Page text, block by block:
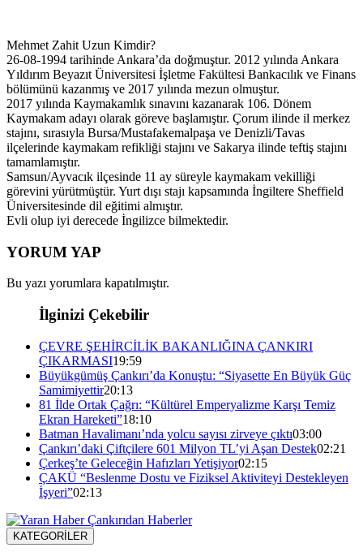
Mehmet Zahit Uzun Kimdir?
26-08-1994 tarihinde Ankara’da doğmuştur. 2012 yılında Ankara
Yıldırım Beyazıt Üniversitesi İşletme Fakültesi Bankacılık ve Finans
bölümünü kazanmış ve 2017 yılında mezun olmuştur.
2017 yılında Kaymakamlık sınavını kazanarak 106. Dönem
Kaymakam adayı olarak göreve başlamıştır. Çorum ilinde il merkez
stajını, sırasıyla Bursa/Mustafakemalpaşa ve Denizli/Tavas
ilçelerinde kaymakam refikliği stajını ve Sakarya ilinde teftiş stajını
tamamlamıştır.
Samsun/Ayvacık ilçesinde 11 ay süreyle kaymakam vekilliği
görevini yürütmüştür. Yurt dışı stajı kapsamında İngiltere Sheffield
Üniversitesinde dil eğitimi almıştır.
Evli olup iyi derecede İngilizce bilmektedir.
YORUM YAP
Bu yazı yorumlara kapatılmıştır.
İlginizi Çekebilir
ÇEVRE ŞEHİRCİLİK BAKANLIĞINA ÇANKIRI
ÇIKARMASI19:59
Büyükgümüş Çankırı’da Konuştu: “Siyasette En Büyük Güç
Samimiyettir20:13
81 İlde Ortak Çağrı: “Kültürel Emperyalizme Karşı Temiz
Ekran Hareketi”18:10
Batman Havalimanı’nda yolcu sayısı zirveye çıktı03:00
Çankırı’daki Çiftçilere 601 Milyon TL’yi Aşan Destek02:21
Çerkeş’te Geleceğin Hafızları Yetişiyor02:15
ÇAKÜ “Beslenme Dostu ve Fiziksel Aktiviteyi Destekleyen
İşyeri”02:13
KATEGORİLER